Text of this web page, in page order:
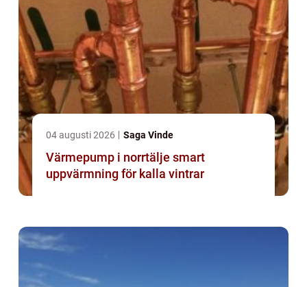
04 augusti 2026 Saga Vinde
Värmepump i norrtälje smart
uppvärmning för kalla vintrar